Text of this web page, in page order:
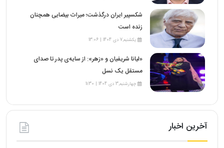
شکسپیر ایران درگذشت؛ میراث بیضایی همچنان
زنده است
یکشنبه,7 دی 1404 | 13:06
«لیانا شریفیان و «زهر»: از سایه‌ی پدر تا صدای
مستقل یک نسل
چهارشنبه,3 دی 1404 | 11:30
آخرین اخبار